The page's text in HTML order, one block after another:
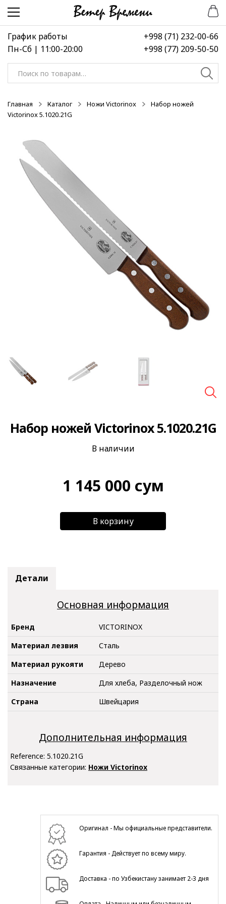
Перейти
навигации
Перейти
содержимому
График работы
Пн-Сб | 11:00-20:00
+998 (71) 232-00-66
+998 (77) 209-50-50
Искать:
Главная Каталог Ножи Victorinox
Набор ножей
Victorinox 5.1020.21G
Набор ножей Victorinox 5.1020.21G
В наличии
1 145 000 сум
В корзину
Детали
Основная информация
Бренд
VICTORINOX
Материал лезвия
Сталь
Материал рукояти
Дерево
Назначение
Для хлеба, Разделочный нож
Страна
Швейцария
Дополнительная информация
Reference: 5.1020.21G
Связанные категории: Ножи Victorinox
Оригинал - Мы официальные представители.
Гарантия - Действует по всему миру.
Доставка - по Узбекистану занимает 2-3 дня